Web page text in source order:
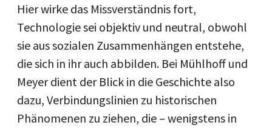
Hier wirke das Missverständnis fort,
Technologie sei objektiv und neutral, obwohl
sie aus sozialen Zusammenhängen entstehe,
die sich in ihr auch abbilden. Bei Mühlhoff und
Meyer dient der Blick in die Geschichte also
dazu, Verbindungslinien zu historischen
Phänomenen zu ziehen, die – wenigstens in